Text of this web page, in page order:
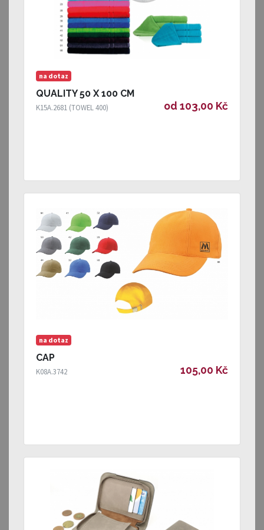
na dotaz
QUALITY 50 X 100 CM
K15A.2681 (TOWEL 400) od 103,00 Kč
na dotaz
CAP
K08A.3742 105,00 Kč